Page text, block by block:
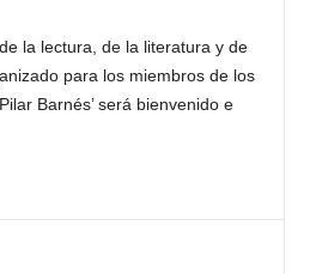
la lectura, de la literatura y de
para los miembros de los
Barnés’ será bienvenido e